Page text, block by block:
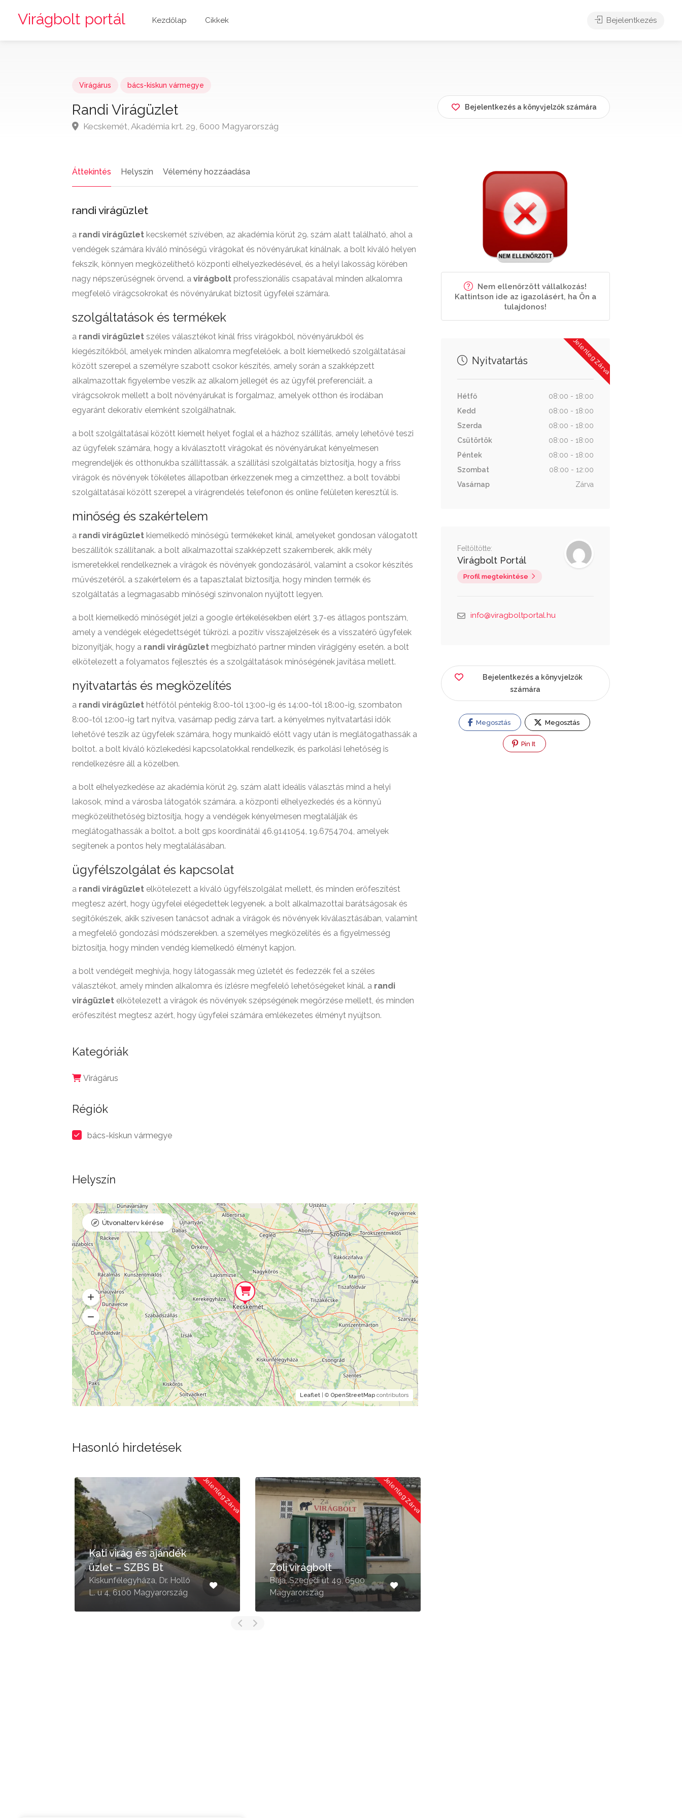
Virágbolt portál Kezdőlap Cikkek Bejelentkezés
Virágárus bács-kiskun vármegye
Randi Virágüzlet
Kecskemét, Akadémia krt. 29, 6000 Magyarország
Bejelentkezés a könyvjelzők számára
Áttekintés Helyszín Vélemény hozzáadása
randi virágüzlet
a randi virágüzlet kecskemét szívében, az akadémia körút 29. szám alatt található, ahol a
vendégek számára kiváló minőségű virágokat és növényárukat kínálnak. a bolt kiváló helyen
fekszik, könnyen megközelíthető központi elhelyezkedésével, és a helyi lakosság körében
nagy népszerűségnek örvend. a virágbolt professzionális csapatával minden alkalomra
megfelelő virágcsokrokat és növényárukat biztosít ügyfelei számára.
szolgáltatások és termékek
a randi virágüzlet széles választékot kínál friss virágokból, növényárukból és
kiegészítőkből, amelyek minden alkalomra megfelelőek. a bolt kiemelkedő szolgáltatásai
között szerepel a személyre szabott csokor készítés, amely során a szakképzett
alkalmazottak figyelembe veszik az alkalom jellegét és az ügyfél preferenciáit. a
virágcsokrok mellett a bolt növényárukat is forgalmaz, amelyek otthon és irodában
egyaránt dekoratív elemként szolgálhatnak.
a bolt szolgáltatásai között kiemelt helyet foglal el a házhoz szállítás, amely lehetővé teszi
az ügyfelek számára, hogy a kiválasztott virágokat és növényárukat kényelmesen
megrendeljék és otthonukba szállíttassák. a szállítási szolgáltatás biztosítja, hogy a friss
virágok és növények tökéletes állapotban érkezzenek meg a címzetthez. a bolt további
szolgáltatásai között szerepel a virágrendelés telefonon és online felületen keresztül is.
minőség és szakértelem
a randi virágüzlet kiemelkedő minőségű termékeket kínál, amelyeket gondosan válogatott
beszállítók szállítanak. a bolt alkalmazottai szakképzett szakemberek, akik mély
ismeretekkel rendelkeznek a virágok és növények gondozásáról, valamint a csokor készítés
művészetéről. a szakértelem és a tapasztalat biztosítja, hogy minden termék és
szolgáltatás a legmagasabb minőségi színvonalon nyújtott legyen.
a bolt kiemelkedő minőségét jelzi a google értékelésekben elért 3.7-es átlagos pontszám,
amely a vendégek elégedettségét tükrözi. a pozitív visszajelzések és a visszatérő ügyfelek
bizonyítják, hogy a randi virágüzlet megbízható partner minden virágigény esetén. a bolt
elkötelezett a folyamatos fejlesztés és a szolgáltatások minőségének javítása mellett.
nyitvatartás és megközelítés
a randi virágüzlet hétfőtől péntekig 8:00-tól 13:00-ig és 14:00-tól 18:00-ig, szombaton
8:00-tól 12:00-ig tart nyitva, vasárnap pedig zárva tart. a kényelmes nyitvatartási idők
lehetővé teszik az ügyfelek számára, hogy munkaidő előtt vagy után is meglátogathassák a
boltot. a bolt kiváló közlekedési kapcsolatokkal rendelkezik, és parkolási lehetőség is
rendelkezésre áll a közelben.
a bolt elhelyezkedése az akadémia körút 29. szám alatt ideális választás mind a helyi
lakosok, mind a városba látogatók számára. a központi elhelyezkedés és a könnyű
megközelíthetőség biztosítja, hogy a vendégek kényelmesen megtalálják és
meglátogathassák a boltot. a bolt gps koordinátái 46.9141054, 19.6754704, amelyek
segítenek a pontos hely megtalálásában.
ügyfélszolgálat és kapcsolat
a randi virágüzlet elkötelezett a kiváló ügyfélszolgálat mellett, és minden erőfeszítést
megtesz azért, hogy ügyfelei elégedettek legyenek. a bolt alkalmazottai barátságosak és
segítőkészek, akik szívesen tanácsot adnak a virágok és növények kiválasztásában, valamint
a megfelelő gondozási módszerekben. a személyes megközelítés és a figyelmesség
biztosítja, hogy minden vendég kiemelkedő élményt kapjon.
a bolt vendégeit meghívja, hogy látogassák meg üzletét és fedezzék fel a széles
választékot, amely minden alkalomra és ízlésre megfelelő lehetőségeket kínál. a randi
virágüzlet elkötelezett a virágok és növények szépségének megőrzése mellett, és minden
erőfeszítést megtesz azért, hogy ügyfelei számára emlékezetes élményt nyújtson.
Kategóriák
Virágárus
Régiók
bács-kiskun vármegye
Helyszín
Leaflet| © OpenStreetMapcontributors
Útvonalterv kérése
Hasonló hirdetések
Jelenleg Zárva
Kati virág és ajándék
üzlet – SZBS Bt
Kiskunfélegyháza, Dr. Holló
L. u 4, 6100 Magyarország
Jelenleg Zárva
Zoli virágbolt
Baja, Szegedi út 49, 6500
Magyarország
Nem ellenőrzött vállalkozás!
Kattintson ide az igazolásért, ha Ön a
tulajdonos!
Jelenleg Zárva
Nyitvatartás
Hétfő
08:00 - 18:00
Kedd
08:00 - 18:00
Szerda
08:00 - 18:00
Csütörtök
08:00 - 18:00
Péntek
08:00 - 18:00
Szombat
08:00 - 12:00
Vasárnap
Zárva
Feltöltötte:
Virágbolt Portál
Profil megtekintése
info@viragboltportal.hu
Bejelentkezés a könyvjelzők
számára
Megosztás Megosztás
Pin It